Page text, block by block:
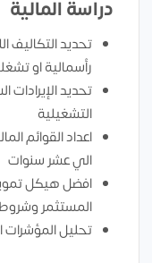
دراسة المالية
تحديد التكاليف
رأسمالية او
تحديد الإيرادات
التشغيلية
اعداد القوائم
الي عشر سنوات
افضل هيكل
المستثمر
تحليل المؤشرات